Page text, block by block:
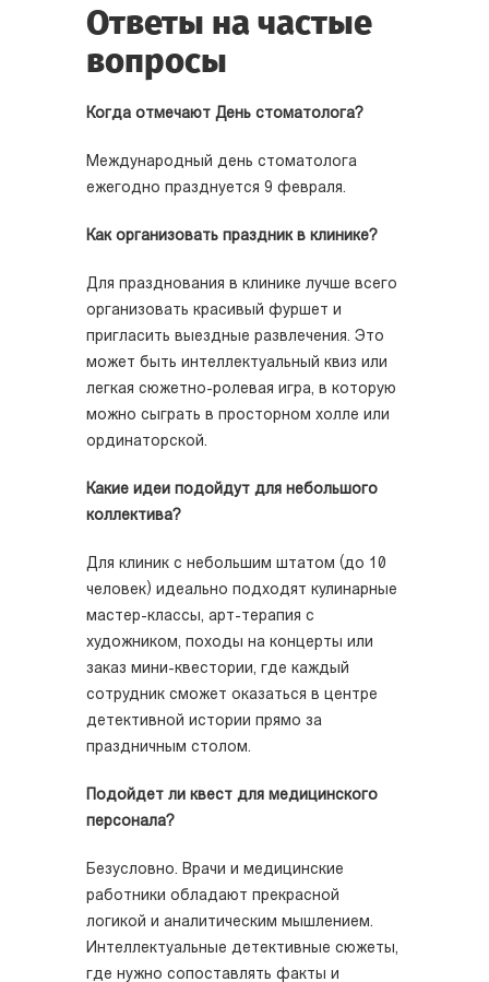
Ответы на частые
вопросы
Когда отмечают День стоматолога?
Международный день стоматолога
ежегодно празднуется 9 февраля.
Как организовать праздник в клинике?
Для празднования в клинике лучше всего
организовать красивый фуршет и
пригласить выездные развлечения. Это
может быть интеллектуальный квиз или
легкая сюжетно-ролевая игра, в которую
можно сыграть в просторном холле или
ординаторской.
Какие идеи подойдут для небольшого
коллектива?
Для клиник с небольшим штатом (до 10
человек) идеально подходят кулинарные
мастер-классы, арт-терапия с
художником, походы на концерты или
заказ мини-квестории, где каждый
сотрудник сможет оказаться в центре
детективной истории прямо за
праздничным столом.
Подойдет ли квест для медицинского
персонала?
Безусловно. Врачи и медицинские
работники обладают прекрасной
логикой и аналитическим мышлением.
Интеллектуальные детективные сюжеты,
где нужно сопоставлять факты и